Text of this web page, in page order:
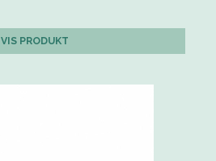
VIS PRODUKT